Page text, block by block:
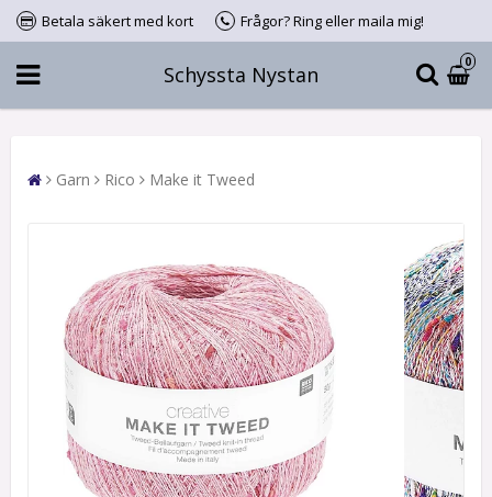
Betala säkert med kort Frågor? Ring eller maila mig!
Schyssta Nystan
0
Garn Rico Make it Tweed